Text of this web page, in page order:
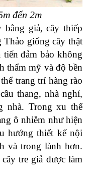
đến 2m
bằng giả, cây thiếp
Thảo giống cây thật
tiến đảm bảo không
thẩm mỹ và độ bền
trang trí hàng rào
thang, nhà nghỉ,
nhà. Trong xu thế
ô nhiễm như hiện
hướng thiết kế nội
và trong lành hơn.
tre giả được làm